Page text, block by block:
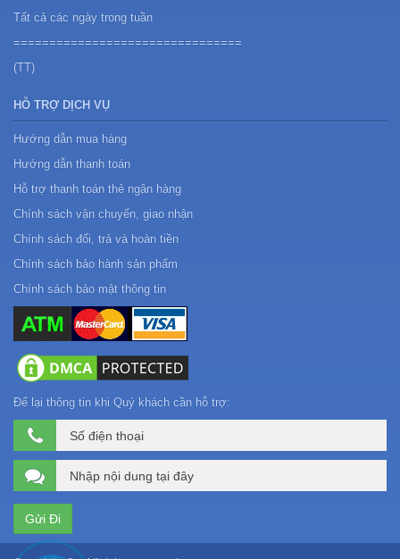
Tất cả các ngày trong tuần
================================
(TT)
HỖ TRỢ DỊCH VỤ
Hướng dẫn mua hàng
Hướng dẫn thanh toán
Hỗ trợ thanh toán thẻ ngân hàng
Chính sách vận chuyển, giao nhận
Chính sách đổi, trả và hoàn tiền
Chính sách bảo hành sản phẩm
Chính sách bảo mật thông tin
Để lại thông tin khi Quý khách cần hỗ trợ: